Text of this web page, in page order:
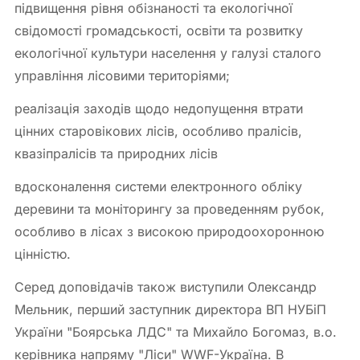
підвищення рівня обізнаності та екологічної
свідомості громадськості, освіти та розвитку
екологічної культури населення у галузі сталого
управління лісовими територіями;
реалізація заходів щодо недопущення втрати
цінних старовікових лісів, особливо пралісів,
квазіпралісів та природних лісів
вдосконалення системи електронного обліку
деревини та моніторингу за проведенням рубок,
особливо в лісах з високою природоохоронною
цінністю.
Серед доповідачів також виступили Олександр
Мельник, перший заступник директора ВП НУБіП
України "Боярська ЛДС" та Михайло Богомаз, в.о.
керівника напряму "Ліси" WWF-Україна. В